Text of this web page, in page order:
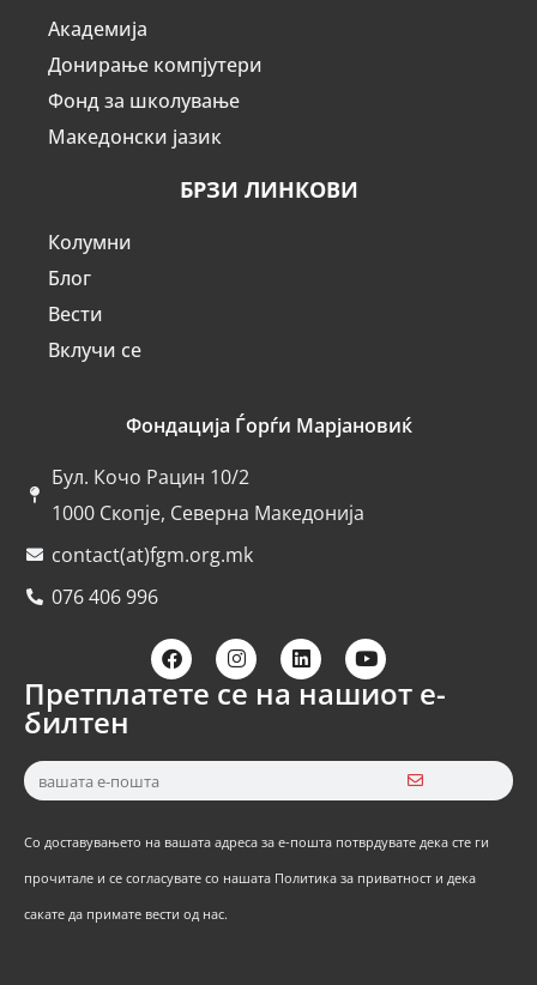
Академија
Донирање компјутери
Фонд за школување
Македонски јазик
БРЗИ ЛИНКОВИ
Колумни
Блог
Вести
Вклучи се
Фондација Ѓорѓи Марјановиќ
Бул. Кочо Рацин 10/2
1000 Скопје, Северна Македонија
contact(at)fgm.org.mk
076 406 996
Претплатете се на нашиот е-
билтен
Со доставувањето на вашата адреса за е-пошта потврдувате дека сте ги
прочитале и се согласувате со нашата Политика за приватност и дека
сакате да примате вести од нас.